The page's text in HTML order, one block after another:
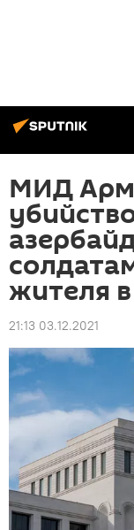
МИД
жителя
21:13 03.12.2021